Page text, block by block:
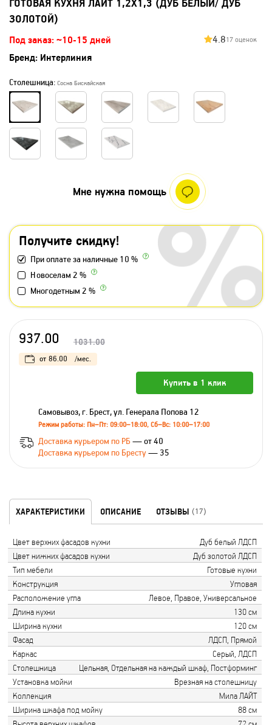
ГОТОВАЯ КУХНЯ ЛАЙТ 1,2X1,3 (ДУБ БЕЛЫЙ/ ДУБ
ЗОЛОТОЙ)
Под заказ: ~10-15 дней 4.817 оценок
Бренд: Интерлиния
Столешница: Сосна Бискайская
Получите скидку!
При оплате за наличные 10 %
Новоселам 2 %
Многодетным 2 %
Мне нужна помощь
937.00 1031.00
от 86.00 /мес.
Купить в 1 клик
Самовывоз, г. Брест, ул. Генерала Попова 12
Режим работы: Пн–Пт: 09:00–18:00, Сб–Вс: 10:00–17:00
Доставка курьером по РБ — от 40
Доставка курьером по Бресту— 35
ХАРАКТЕРИСТИКИ ОПИСАНИЕ ОТЗЫВЫ (17)
Цвет верхних фасадов кухни
Дуб белый ЛДСП
Цвет нижних фасадов кухни
Дуб золотой ЛДСП
Тип мебели
Готовые кухни
Конструкция
Угловая
Расположение угла
Левое, Правое, Универсальное
Длина кухни
130 см
Ширина кухни
120 см
Фасад
ЛДСП, Прямой
Каркас
Серый, ЛДСП
Столешница
Цельная, Отдельная на каждый шкаф, Постформинг
Установка мойки
Врезная на столешницу
Коллекция
Мила ЛАЙТ
Ширина шкафа под мойку
88 см